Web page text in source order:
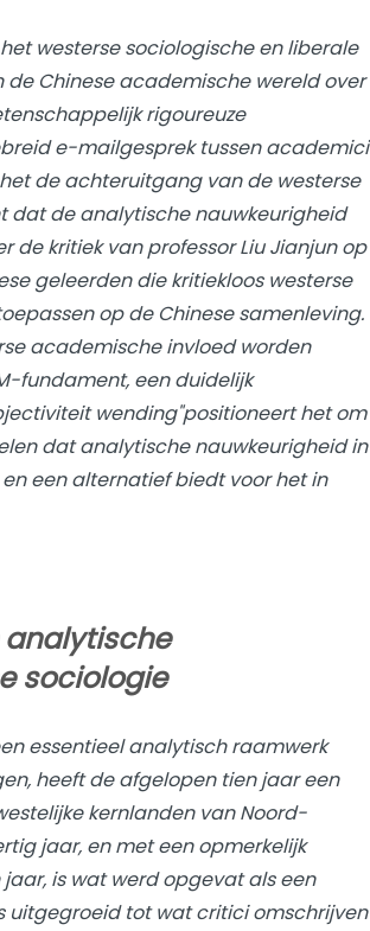
westerse sociologische en liberale
Chinese academische wereld over
rigoureuze
e-mailgesprek tussen academici
de achteruitgang van de westerse
dat de analytische nauwkeurigheid
de kritiek van professor Liu Jianjun op
geleerden die kritiekloos westerse
op de Chinese samenleving.
academische invloed worden
fundament, een duidelijk
wending"positioneert het om
dat analytische nauwkeurigheid in
een alternatief biedt voor het in
analytische
sociologie
essentieel analytisch raamwerk
heeft de afgelopen tien jaar een
kernlanden van Noord-
jaar, en met een opmerkelijk
is wat werd opgevat als een
uitgegroeid tot wat critici omschrijven